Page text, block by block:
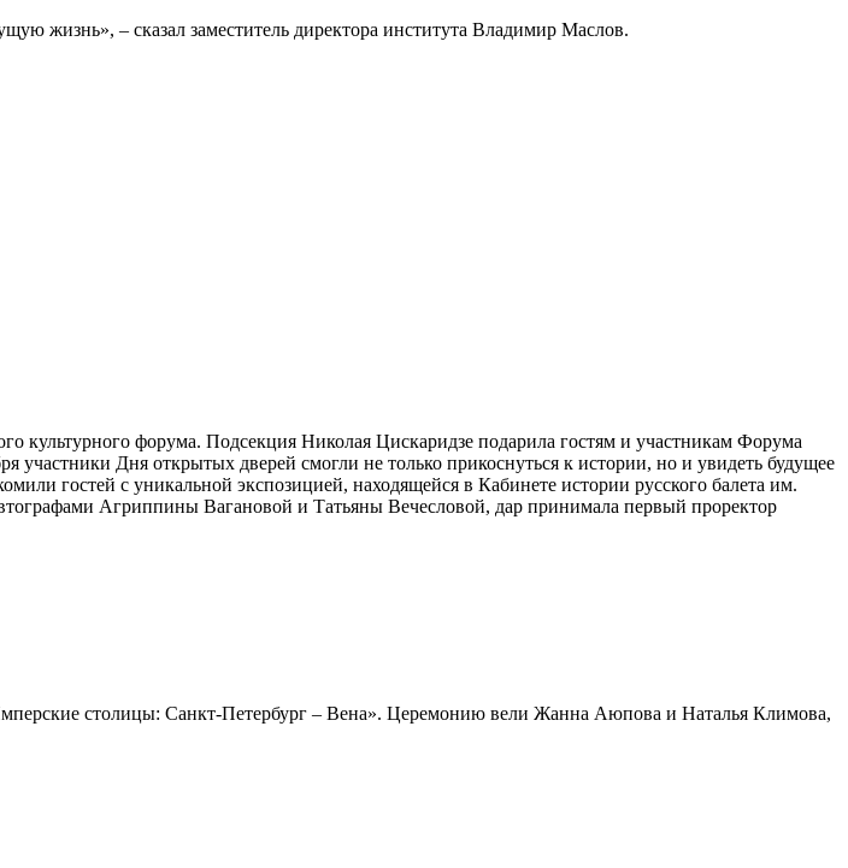
жизнь», – сказал заместитель директора института Владимир Маслов.
культурного форума. Подсекция Николая Цискаридзе подарила гостям и участникам Форума
Дня открытых дверей смогли не только прикоснуться к истории, но и увидеть будущее
гостей с уникальной экспозицией, находящейся в Кабинете истории русского балета им.
Агриппины Вагановой и Татьяны Вечесловой, дар принимала первый проректор
столицы: Санкт-Петербург – Вена». Церемонию вели Жанна Аюпова и Наталья Климова,